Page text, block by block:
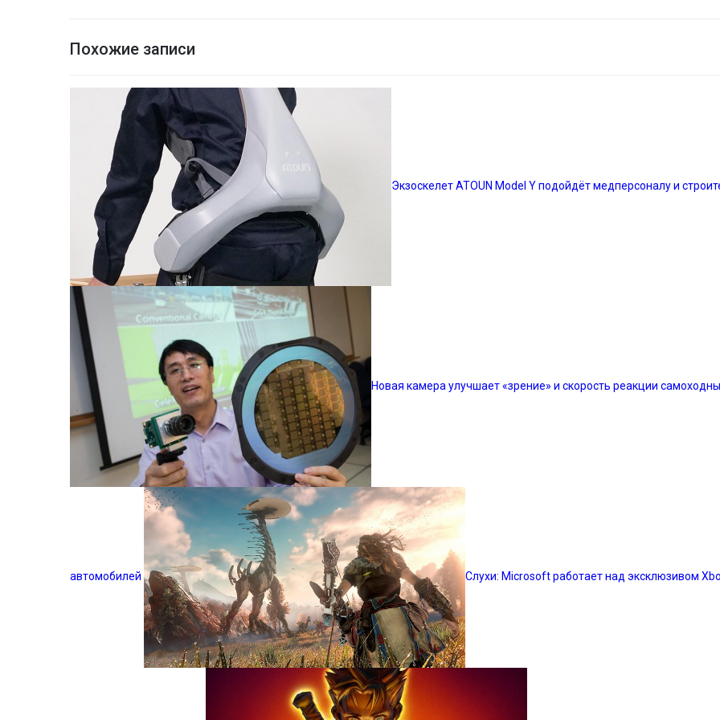
Похожие записи
Экзоскелет ATOUN Model Y подойдёт медперсоналу и
Новая камера улучшает «зрение» и скорость реакции
автомобилей Слухи: Microsoft работает над эксклюзивом